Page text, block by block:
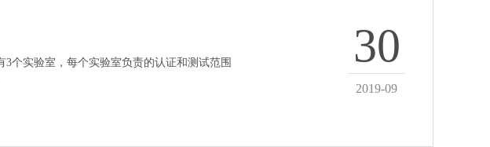
3个实验室，每个实验室负责的认证和测试范围
30
2019-09